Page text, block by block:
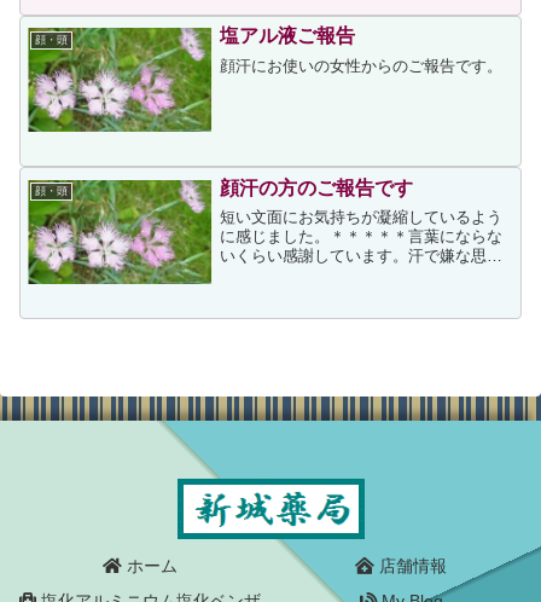
比較的全身から汗が出るタイプではいた
のですが、特に額と頭...
顔・頭 塩アル液ご報告
顔汗にお使いの女性からのご報告です。
顔・頭 顔汗の方のご報告です
短い文面にお気持ちが凝縮しているよう
に感じました。＊＊＊＊＊言葉にならな
いくらい感謝しています。汗で嫌な思い
もですが顔がひどくて特に額が凄く今の
ホーム
店舗情報